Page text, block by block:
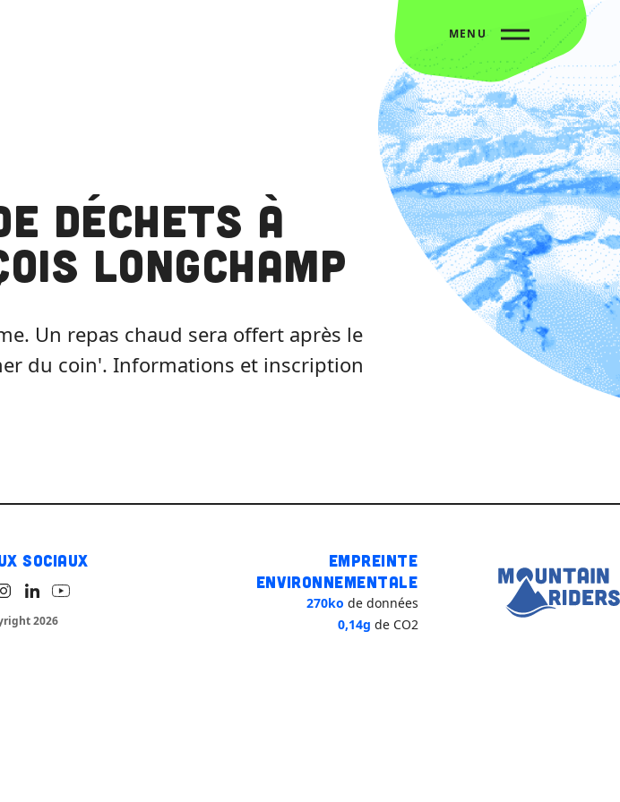
MENU
déchets à
Longchamp
Un repas chaud sera offert après le
du coin'. Informations et inscription
sociaux
2026
Empreinte
environnementale
270ko de données
0,14g de CO2